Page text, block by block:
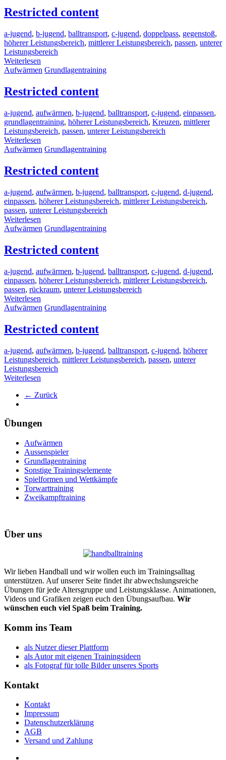
Restricted content
a-jugend, b-jugend, balltransport, c-jugend, doppelpass, gegenstoß,
höherer Leistungsbereich, mittlerer Leistungsbereich, passen, unterer
Leistungsbereich
Weiterlesen
Aufwärmen Grundlagentraining
Restricted content
a-jugend, aufwärmen, b-jugend, balltransport, c-jugend, einpassen,
grundlagentraining, höherer Leistungsbereich, Kreuzen, mittlerer
Leistungsbereich, passen, unterer Leistungsbereich
Weiterlesen
Aufwärmen Grundlagentraining
Restricted content
a-jugend, aufwärmen, b-jugend, balltransport, c-jugend, d-jugend,
einpassen, höherer Leistungsbereich, mittlerer Leistungsbereich,
passen, unterer Leistungsbereich
Weiterlesen
Aufwärmen Grundlagentraining
Restricted content
a-jugend, aufwärmen, b-jugend, balltransport, c-jugend, d-jugend,
einpassen, höherer Leistungsbereich, mittlerer Leistungsbereich,
passen, rückraum, unterer Leistungsbereich
Weiterlesen
Aufwärmen Grundlagentraining
Restricted content
a-jugend, aufwärmen, b-jugend, balltransport, c-jugend, höherer
Leistungsbereich, mittlerer Leistungsbereich, passen, unterer
Leistungsbereich
Weiterlesen
← Zurück
Übungen
Aufwärmen
Aussenspieler
Grundlagentraining
Sonstige Trainingselemente
Spielformen und Wettkämpfe
Torwarttraining
Zweikampftraining
Über uns
Wir lieben Handball und wir wollen euch im Trainingsalltag
unterstützen. Auf unserer Seite findet ihr abwechslungsreiche
Übungen für jede Altersgruppe und Leistungsklasse. Animationen,
Videos und Grafiken zeigen euch den Übungsaufbau. Wir
wünschen euch viel Spaß beim Training.
Komm ins Team
als Nutzer dieser Plattform
als Autor mit eigenen Trainingsideen
als Fotograf für tolle Bilder unseres Sports
Kontakt
Kontakt
Impressum
Datenschutzerklärung
AGB
Versand und Zahlung